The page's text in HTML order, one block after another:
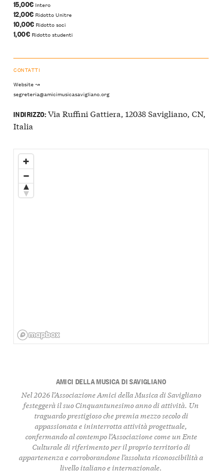
15,00€ Intero
12,00€ Ridotto Unitre
10,00€ Ridotto soci
1,00€Ridotto studenti
CONTATTI
Website ↝
segreteria@amicimusicasavigliano.org
INDIRIZZO:Via Ruffini Gattiera, 12038 Savigliano, CN,
Italia
AMICI DELLA MUSICA DI SAVIGLIANO
Nel 2026 l’Associazione Amici della Musica di Savigliano
festeggerà il suo Cinquantunesimo anno di attività. Un
traguardo prestigioso che premia mezzo secolo di
appassionata e ininterrotta attività progettuale,
confermando al contempo l’Associazione come un Ente
Culturale di riferimento per il proprio territorio di
appartenenza e corroborandone l’assoluta riconoscibilità a
livello italiano e internazionale.